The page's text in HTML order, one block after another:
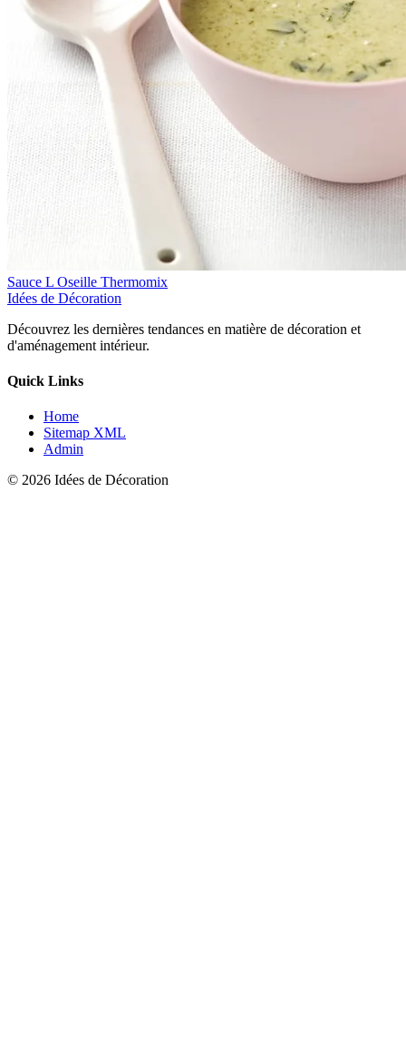
Sauce L Oseille Thermomix
Idées de Décoration
Découvrez les dernières tendances en matière de décoration et
d'aménagement intérieur.
Quick Links
Home
Sitemap XML
Admin
© 2026 Idées de Décoration